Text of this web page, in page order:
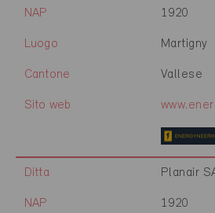
NAP 1920
Luogo Martigny
Cantone Vallese
Sito web
Ditta Planair
NAP 1920